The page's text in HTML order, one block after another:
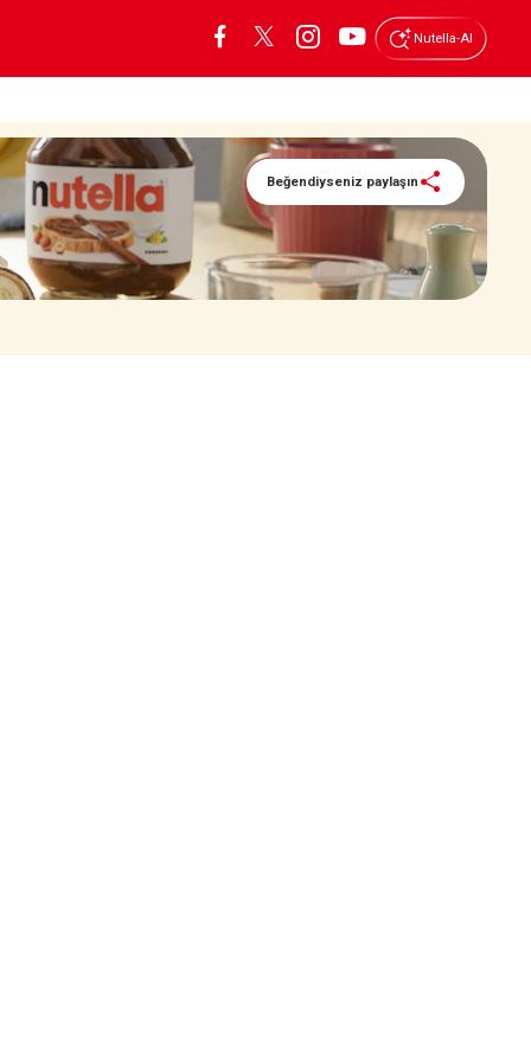
Nutella-AI
Beğendiyseniz paylaşın